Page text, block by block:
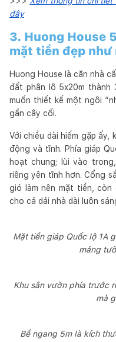
đây
3. Huong House
mặt tiền đẹp
Huong House là căn nhà
đất phân lô 5x20m thành
muốn thiết kế một ngôi
gần cây cối.
Với chiều dài hiếm gặp ấy,
động và tĩnh. Phía giáp
hoạt chung; lùi vào
riêng yên tĩnh hơn. Cổng
gió làm nên mặt tiền,
cho cả dải nhà dài luôn
Mặt tiền giáp Quốc lộ 1A
mảng
Khu sân vườn phía trước
mà
Bề ngang 5m là kích